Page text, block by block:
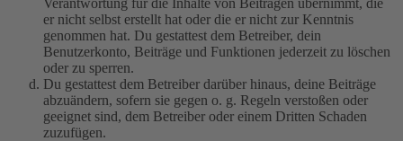
er nicht selbst erstellt hat oder die er nicht zur Kenntnis
genommen hat. Du gestattest dem Betreiber, dein
Benutzerkonto, Beiträge und Funktionen jederzeit zu löschen
oder zu sperren.
Du gestattest dem Betreiber darüber hinaus, deine Beiträge
abzuändern, sofern sie gegen o. g. Regeln verstoßen oder
geeignet sind, dem Betreiber oder einem Dritten Schaden
zuzufügen.